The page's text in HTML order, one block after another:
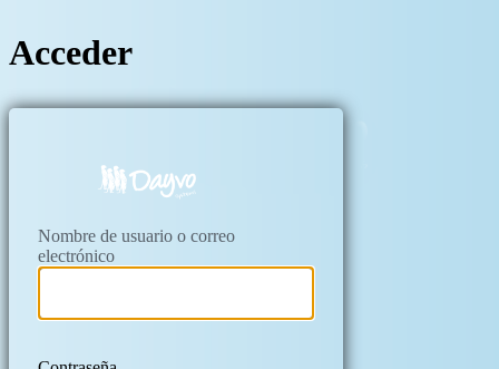
Acceder
Nombre de usuario o correo
electrónico